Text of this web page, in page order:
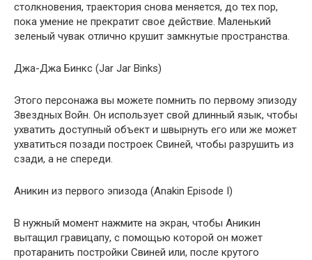
столкновения, траектория снова меняется, до тех пор,
пока умение не прекратит свое действие. Маленький
зеленый чувак отлично крушит замкнутые пространства.
Джа-Джа Бинкс (Jar Jar Binks)
Этого персонажа вы можете помнить по первому эпизоду
Звездных Войн. Он использует свой длинный язык, чтобы
ухватить доступный объект и швырнуть его или же может
ухватиться позади построек Свиней, чтобы разрушить из
сзади, а не спереди.
Аникин из первого эпизода (Anakin Episode I)
В нужный момент нажмите на экран, чтобы Аникин
вытащил гравицапу, с помощью которой он может
протаранить постройки Свиней или, после крутого